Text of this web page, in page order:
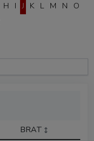
H I J K L M N
O
BRAT